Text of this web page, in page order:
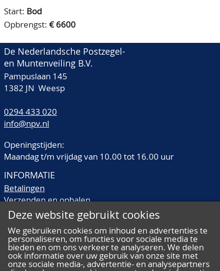
Start: Bod
Opbrengst: € 6600
De Nederlandsche Postzegel-
en Muntenveiling B.V.
Pampuslaan 145
1382 JN Weesp
0294 433 020
info@npv.nl
Openingstijden:
Maandag t/m vrijdag van 10.00 tot 16.00 uur
INFORMATIE
Betalingen
Verzenden en ophalen
Veilingtermen
Kwaliteitsomschrijvingen
Veelgestelde vragen
Deze website gebruikt cookies
We gebruiken cookies om inhoud en advertenties te
personaliseren, om functies voor sociale media te
bieden en om ons verkeer te analyseren. We delen
ook informatie over uw gebruik van onze site met
onze sociale media-, advertentie- en analysepartners